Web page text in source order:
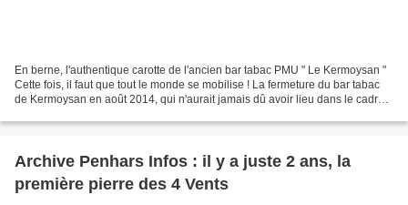
En berne, l'authentique carotte de l'ancien bar tabac PMU " Le Kermoysan "
Cette fois, il faut que tout le monde se mobilise ! La fermeture du bar tabac
de Kermoysan en août 2014, qui n'aurait jamais dû avoir lieu dans le cadre
Archive Penhars Infos : il y a juste 2 ans, la
première pierre des 4 Vents